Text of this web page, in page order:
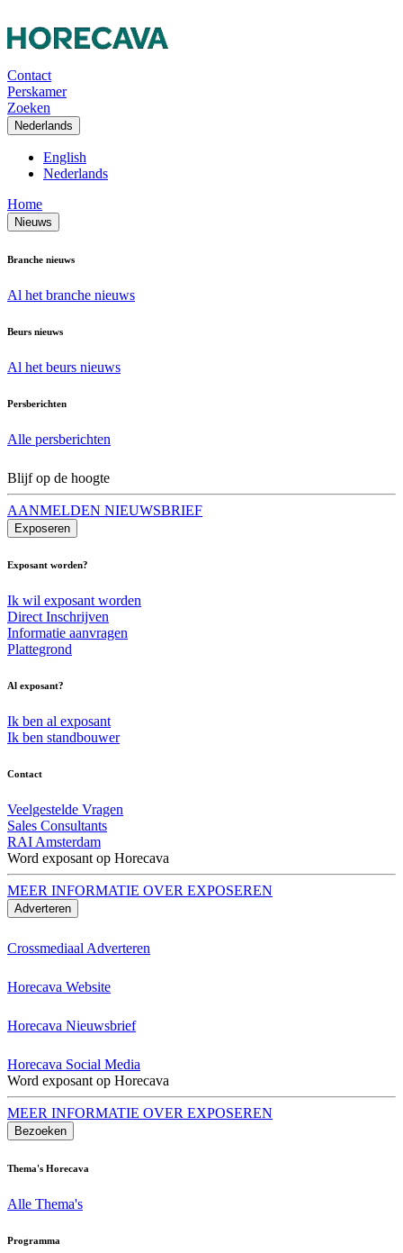
Contact
Perskamer
Zoeken
Nederlands
English
Nederlands
Home
Nieuws
Branche nieuws
Al het branche nieuws
Beurs nieuws
Al het beurs nieuws
Persberichten
Alle persberichten
Blijf op de hoogte
AANMELDEN NIEUWSBRIEF
Exposeren
Exposant worden?
Ik wil exposant worden
Direct Inschrijven
Informatie aanvragen
Plattegrond
Al exposant?
Ik ben al exposant
Ik ben standbouwer
Contact
Veelgestelde Vragen
Sales Consultants
RAI Amsterdam
Word exposant op Horecava
MEER INFORMATIE OVER EXPOSEREN
Adverteren
Crossmediaal Adverteren
Horecava Website
Horecava Nieuwsbrief
Horecava Social Media
Word exposant op Horecava
MEER INFORMATIE OVER EXPOSEREN
Bezoeken
Thema's Horecava
Alle Thema's
Programma